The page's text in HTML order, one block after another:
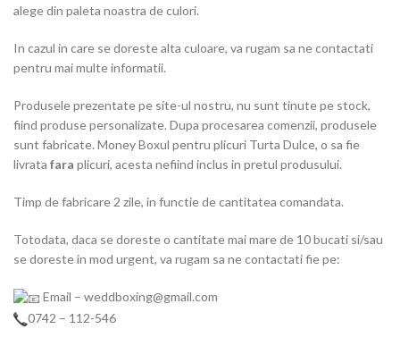
alege din paleta noastra de culori.
In cazul in care se doreste alta culoare, va rugam sa ne contactati
pentru mai multe informatii.
Produsele prezentate pe site-ul nostru, nu sunt tinute pe stock,
fiind produse personalizate. Dupa procesarea comenzii, produsele
sunt fabricate. Money Boxul pentru plicuri Turta Dulce, o sa fie
livrata fara plicuri, acesta nefiind inclus in pretul produsului.
Timp de fabricare 2 zile, in functie de cantitatea comandata.
Totodata, daca se doreste o cantitate mai mare de 10 bucati si/sau
se doreste in mod urgent, va rugam sa ne contactati fie pe:
Email – weddboxing@gmail.com
0742 – 112-546